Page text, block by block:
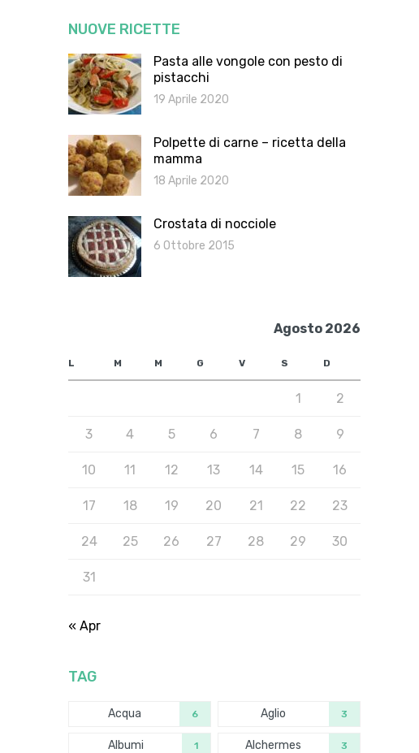
NUOVE RICETTE
Pasta alle vongole con pesto di
pistacchi
19 Aprile 2020
Polpette di carne – ricetta della
mamma
18 Aprile 2020
Crostata di nocciole
6 Ottobre 2015
Agosto 2026
L M M G V S D
1 2
3 4 5 6 7 8 9
10 11 12 13 14 15 16
17 18 19 20 21 22 23
24 25 26 27 28 29 30
31
« Apr
TAG
Acqua 6 Aglio 3
Albumi 1 Alchermes 3